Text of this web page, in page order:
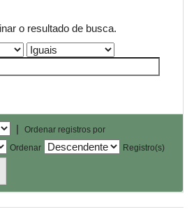
o resultado de busca.
|
Ordenar registros por
Ordenar
Registro(s)